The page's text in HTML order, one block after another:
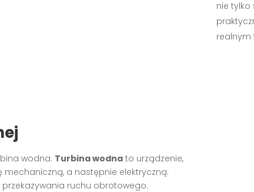
wodna. Turbina wodna to urządzenie,
mechaniczną, a następnie elektryczną.
przekazywania ruchu obrotowego.
nie
realnym